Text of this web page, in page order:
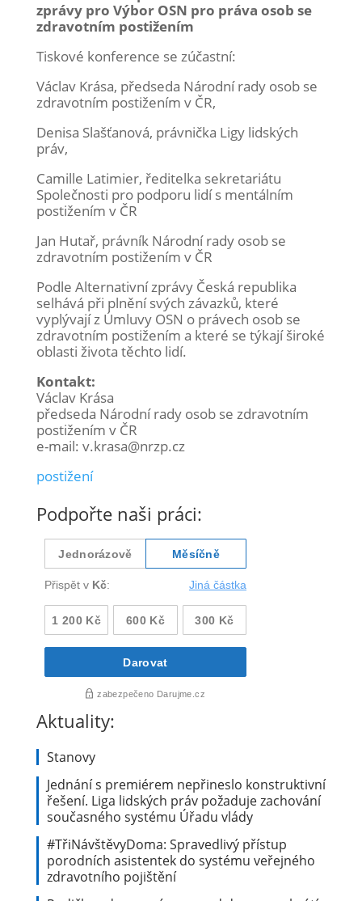
zprávy pro Výbor OSN pro práva osob se
zdravotním postižením
Tiskové konference se zúčastní:
Václav Krása, předseda Národní rady osob se
zdravotním postižením v ČR,
Denisa Slašťanová, právnička Ligy lidských
práv,
Camille Latimier, ředitelka sekretariátu
Společnosti pro podporu lidí s mentálním
postižením v ČR
Jan Hutař, právník Národní rady osob se
zdravotním postižením v ČR
Podle Alternativní zprávy Česká republika
selhává při plnění svých závazků, které
vyplývají z Úmluvy OSN o právech osob se
zdravotním postižením a které se týkají široké
oblasti života těchto lidí.
Kontakt:
Václav Krása
předseda Národní rady osob se zdravotním
postižením v ČR
e-mail: v.krasa@nrzp.cz
postižení
Podpořte naši práci:
Aktuality:
Stanovy
Jednání s premiérem nepřineslo konstruktivní
řešení. Liga lidských práv požaduje zachování
současného systému Úřadu vlády
#TřiNávštěvyDoma: Spravedlivý přístup
porodních asistentek do systému veřejného
zdravotního pojištění